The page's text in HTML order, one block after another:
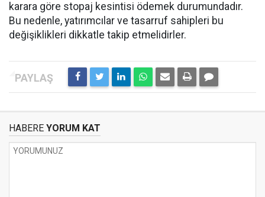
karara göre stopaj kesintisi ödemek durumundadır.
Bu nedenle, yatırımcılar ve tasarruf sahipleri bu
değişiklikleri dikkatle takip etmelidirler.
HABERE YORUM KAT